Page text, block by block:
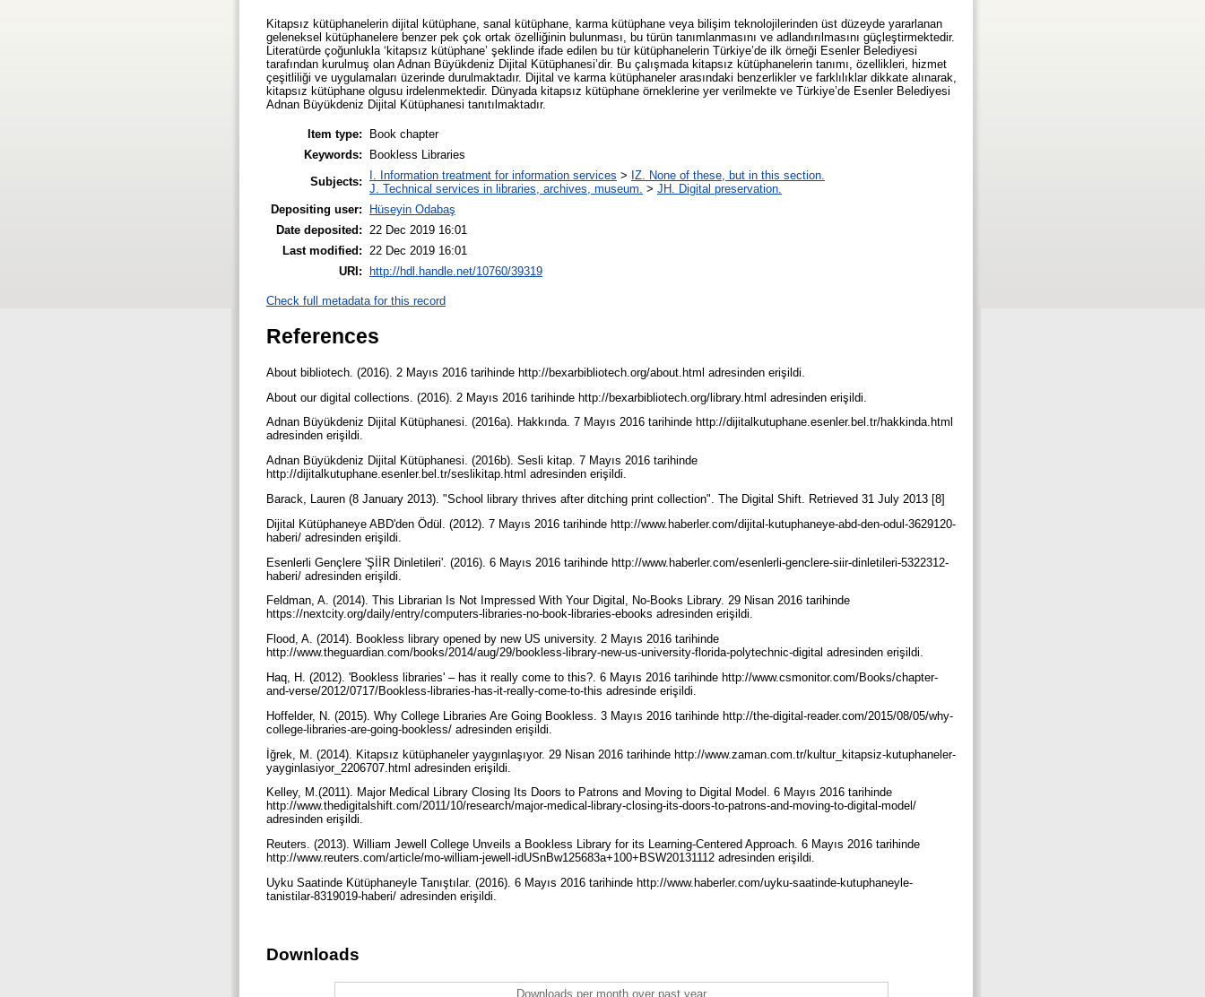
Kitapsız kütüphanelerin dijital kütüphane, sanal kütüphane, karma kütüphane veya bilişim teknolojilerinden üst düzeyde yararlanan
geleneksel kütüphanelere benzer pek çok ortak özelliğinin bulunması, bu türün tanımlanmasını ve adlandırılmasını güçleştirmektedir.
Literatürde çoğunlukla ‘kitapsız kütüphane’ şeklinde ifade edilen bu tür kütüphanelerin Türkiye’de ilk örneği Esenler Belediyesi
tarafından kurulmuş olan Adnan Büyükdeniz Dijital Kütüphanesi’dir. Bu çalışmada kitapsız kütüphanelerin tanımı, özellikleri, hizmet
çeşitliliği ve uygulamaları üzerinde durulmaktadır. Dijital ve karma kütüphaneler arasındaki benzerlikler ve farklılıklar dikkate alınarak,
kitapsız kütüphane olgusu irdelenmektedir. Dünyada kitapsız kütüphane örneklerine yer verilmekte ve Türkiye’de Esenler Belediyesi
Adnan Büyükdeniz Dijital Kütüphanesi tanıtılmaktadır.
Item type:
Book chapter
Keywords:
Bookless Libraries
Subjects:
I. Information treatment for information services > IZ. None of these, but in this section.
J. Technical services in libraries, archives, museum. > JH. Digital preservation.
Depositing user:
Hüseyin Odabaş
Date deposited:
22 Dec 2019 16:01
Last modified:
22 Dec 2019 16:01
URI:
http://hdl.handle.net/10760/39319
Check full metadata for this record
References
About bibliotech. (2016). 2 Mayıs 2016 tarihinde http://bexarbibliotech.org/about.html adresinden erişildi.
About our digital collections. (2016). 2 Mayıs 2016 tarihinde http://bexarbibliotech.org/library.html adresinden erişildi.
Adnan Büyükdeniz Dijital Kütüphanesi. (2016a). Hakkında. 7 Mayıs 2016 tarihinde http://dijitalkutuphane.esenler.bel.tr/hakkinda.html
adresinden erişildi.
Adnan Büyükdeniz Dijital Kütüphanesi. (2016b). Sesli kitap. 7 Mayıs 2016 tarihinde
http://dijitalkutuphane.esenler.bel.tr/seslikitap.html adresinden erişildi.
Barack, Lauren (8 January 2013). "School library thrives after ditching print collection". The Digital Shift. Retrieved 31 July 2013 [8]
Dijital Kütüphaneye ABD'den Ödül. (2012). 7 Mayıs 2016 tarihinde http://www.haberler.com/dijital-kutuphaneye-abd-den-odul-3629120-
haberi/ adresinden erişildi.
Esenlerli Gençlere 'ŞİİR Dinletileri'. (2016). 6 Mayıs 2016 tarihinde http://www.haberler.com/esenlerli-genclere-siir-dinletileri-5322312-
haberi/ adresinden erişildi.
Feldman, A. (2014). This Librarian Is Not Impressed With Your Digital, No-Books Library. 29 Nisan 2016 tarihinde
https://nextcity.org/daily/entry/computers-libraries-no-book-libraries-ebooks adresinden erişildi.
Flood, A. (2014). Bookless library opened by new US university. 2 Mayıs 2016 tarihinde
http://www.theguardian.com/books/2014/aug/29/bookless-library-new-us-university-florida-polytechnic-digital adresinden erişildi.
Haq, H. (2012). 'Bookless libraries' – has it really come to this?. 6 Mayıs 2016 tarihinde http://www.csmonitor.com/Books/chapter-
and-verse/2012/0717/Bookless-libraries-has-it-really-come-to-this adresinde erişildi.
Hoffelder, N. (2015). Why College Libraries Are Going Bookless. 3 Mayıs 2016 tarihinde http://the-digital-reader.com/2015/08/05/why-
college-libraries-are-going-bookless/ adresinden erişildi.
İğrek, M. (2014). Kitapsız kütüphaneler yaygınlaşıyor. 29 Nisan 2016 tarihinde http://www.zaman.com.tr/kultur_kitapsiz-kutuphaneler-
yayginlasiyor_2206707.html adresinden erişildi.
Kelley, M.(2011). Major Medical Library Closing Its Doors to Patrons and Moving to Digital Model. 6 Mayıs 2016 tarihinde
http://www.thedigitalshift.com/2011/10/research/major-medical-library-closing-its-doors-to-patrons-and-moving-to-digital-model/
adresinden erişildi.
Reuters. (2013). William Jewell College Unveils a Bookless Library for its Learning-Centered Approach. 6 Mayıs 2016 tarihinde
http://www.reuters.com/article/mo-william-jewell-idUSnBw125683a+100+BSW20131112 adresinden erişildi.
Uyku Saatinde Kütüphaneyle Tanıştılar. (2016). 6 Mayıs 2016 tarihinde http://www.haberler.com/uyku-saatinde-kutuphaneyle-
tanistilar-8319019-haberi/ adresinden erişildi.
Downloads
Downloads per month over past year